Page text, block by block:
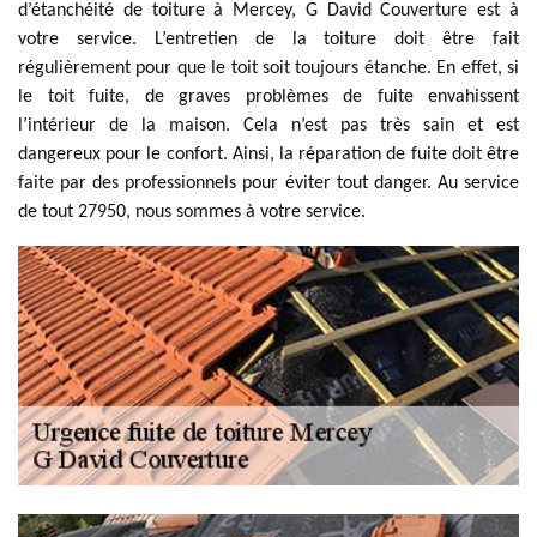
d’étanchéité de toiture à Mercey, G David Couverture est à
votre service. L’entretien de la toiture doit être fait
régulièrement pour que le toit soit toujours étanche. En effet, si
le toit fuite, de graves problèmes de fuite envahissent
l’intérieur de la maison. Cela n’est pas très sain et est
dangereux pour le confort. Ainsi, la réparation de fuite doit être
faite par des professionnels pour éviter tout danger. Au service
de tout 27950, nous sommes à votre service.